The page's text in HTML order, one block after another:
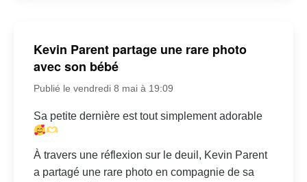
Kevin Parent partage une rare photo
avec son bébé
Publié le vendredi 8 mai à 19:09
Sa petite dernière est tout simplement adorable
À travers une réflexion sur le deuil, Kevin Parent
a partagé une rare photo en compagnie de sa